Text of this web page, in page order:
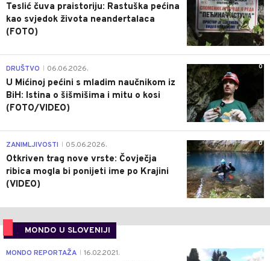
Teslić čuva praistoriju: Rastuška pećina
kao svjedok života neandertalaca
(FOTO)
0
DRUŠTVO 06.06.2026.
U Mićinoj pećini s mladim naučnikom iz
BiH: Istina o šišmišima i mitu o kosi
(FOTO/VIDEO)
0
ZANIMLJIVOSTI 05.06.2026.
Otkriven trag nove vrste: Čovječja
ribica mogla bi ponijeti ime po Krajini
(VIDEO)
MONDO U SLOVENIJI
4
MONDO REPORTAŽA 16.02.2021.